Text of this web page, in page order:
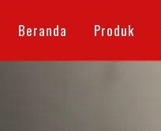
Beranda Produk